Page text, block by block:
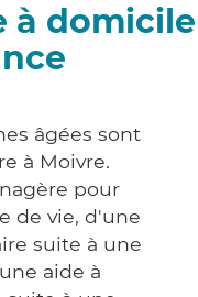
à domicile
âgées sont
à Moivre.
pour
de vie, d'une
suite à une
aide à